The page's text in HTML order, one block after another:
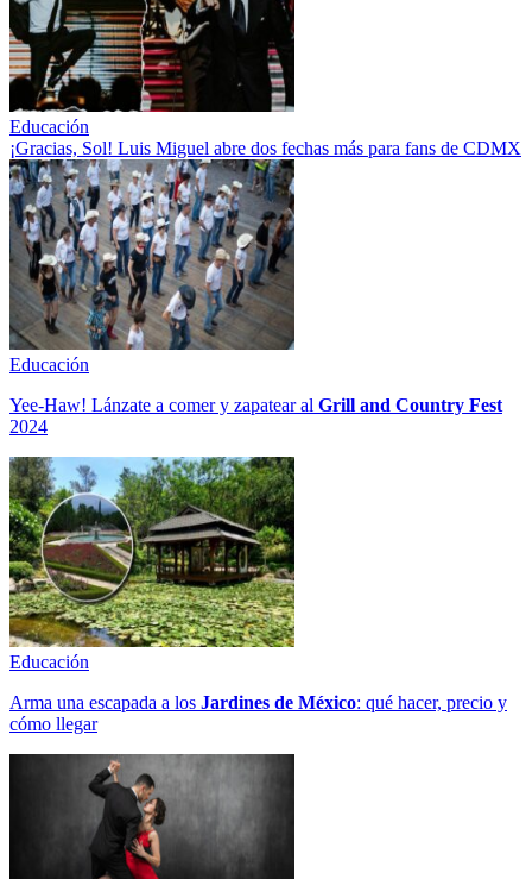
Educación
¡Gracias, Sol! Luis Miguel abre dos fechas más para fans de CDMX
Educación
Yee-Haw! Lánzate a comer y zapatear al Grill and Country Fest
2024
Educación
Arma una escapada a los Jardines de México: qué hacer, precio y
cómo llegar